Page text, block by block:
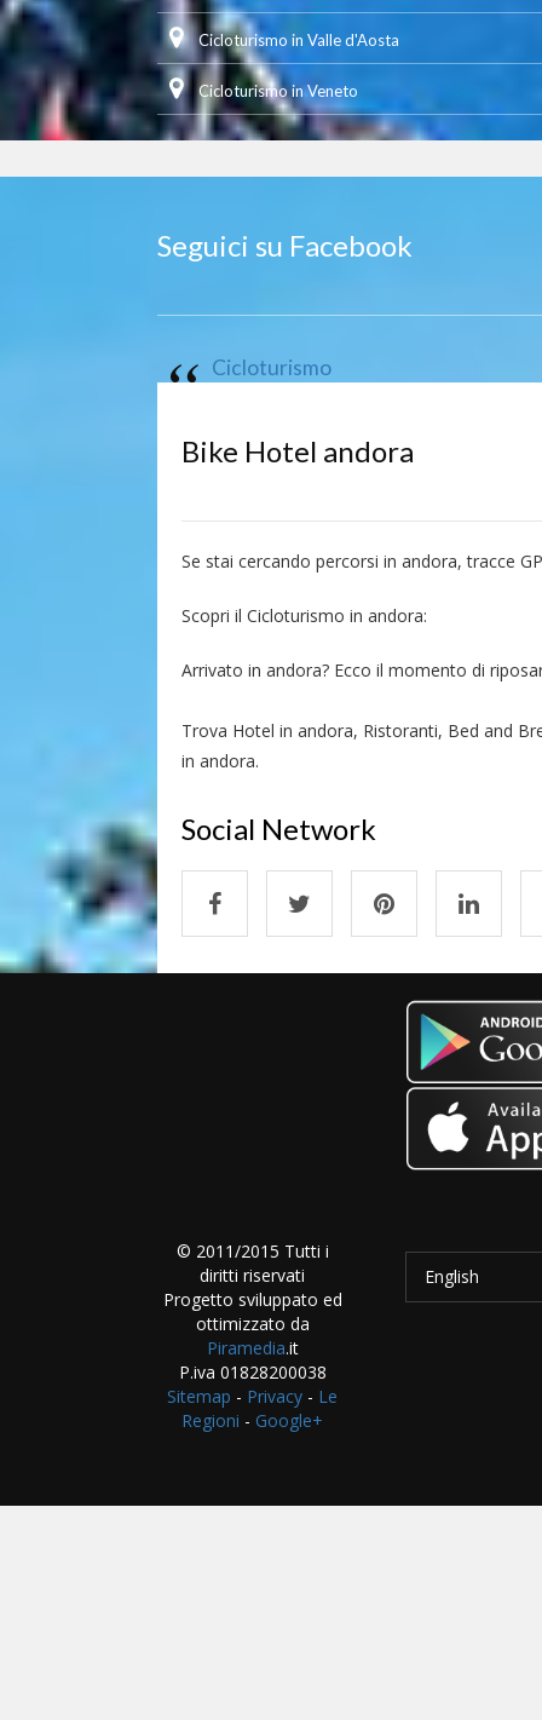
Cicloturismo in Valle d'Aosta
Cicloturismo in Veneto
Seguici su Facebook
Cicloturismo
Bike Hotel andora
Se stai cercando percorsi in andora, tracce
Scopri il Cicloturismo in andora:
Arrivato in andora? Ecco il momento di
Trova Hotel in andora, Ristoranti, Bed and
in andora.
Social Network
© 2011/2015 Tutti i
diritti riservati
Progetto sviluppato ed
ottimizzato da
Piramedia.it
P.iva 01828200038
Sitemap - Privacy - Le
Regioni - Google+
English